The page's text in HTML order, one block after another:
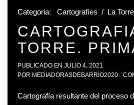
Categoria: Cartografíes / La Torre
TORRE.
PUBLICADO EN JULIO 4, 2021
POR MEDIADORASDEBARRIO2020
Cartografía resultante del proceso